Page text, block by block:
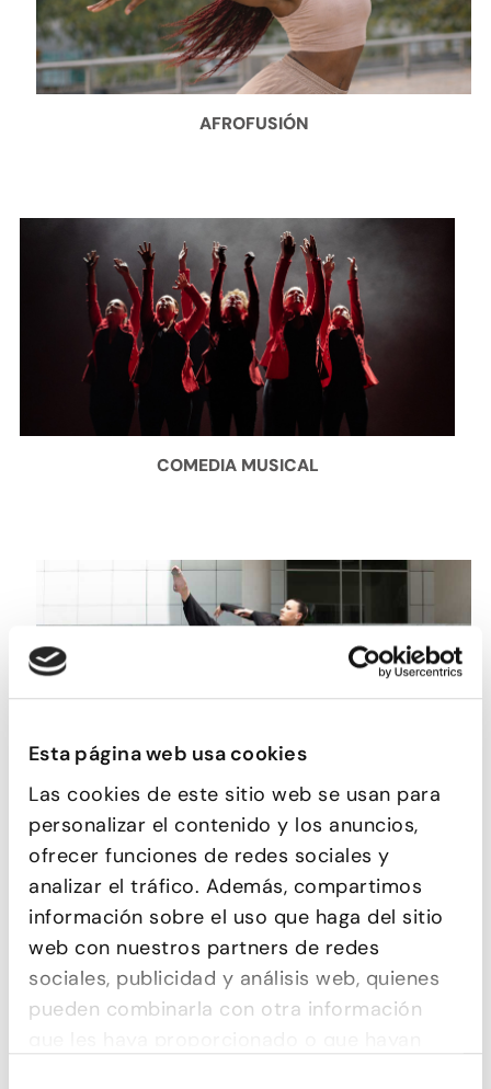
Esta página web usa cookies
Las cookies de este sitio web se usan para
personalizar el contenido y los anuncios,
ofrecer funciones de redes sociales y
analizar el tráfico. Además, compartimos
información sobre el uso que haga del sitio
web con nuestros partners de redes
sociales, publicidad y análisis web, quienes
pueden combinarla con otra información
AFROFUSIÓN
COMEDIA MUSICAL
CONTEMPORÁNEO